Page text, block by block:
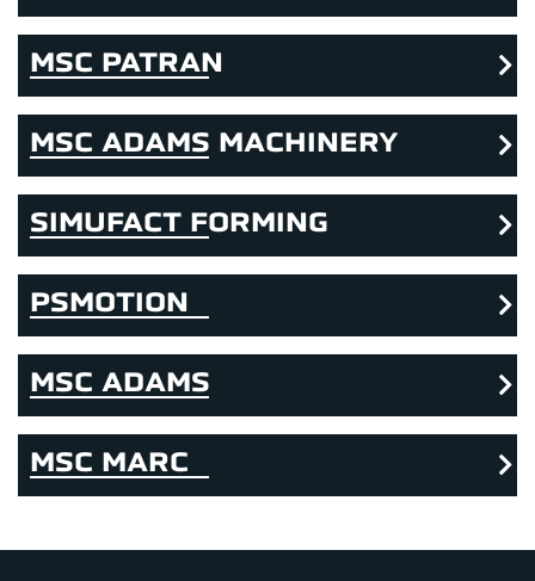
MSC PATRAN
MSC ADAMS MACHINERY
SIMUFACT FORMING
PSMOTION
MSC ADAMS
MSC MARC